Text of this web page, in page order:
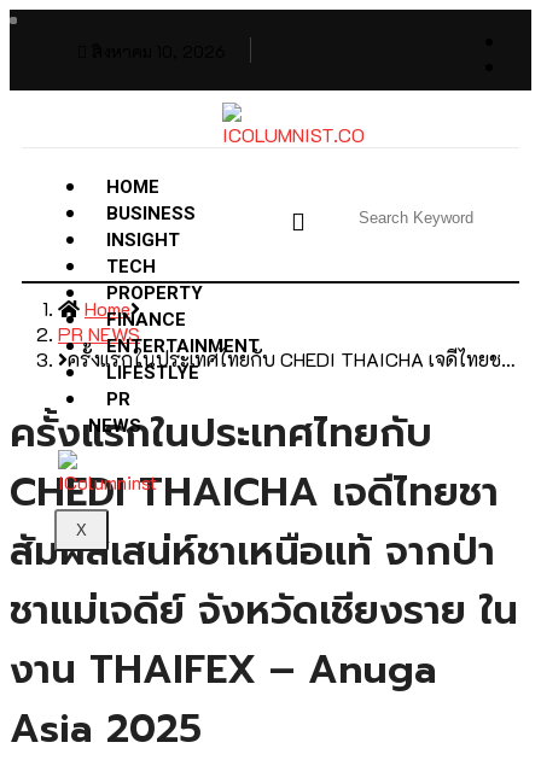
HOME
BUSINESS
INSIGHT
TECH
PROPERTY
FINANCE
ENTERTAINMENT
LIFESTLYE
PR
NEWS
X
Home
PR NEWS
ครั้งแรกในประเทศไทยกับ CHEDI THAICHA เจดีไทยช…
ครั้งแรกในประเทศไทยกับ
CHEDI THAICHA เจดีไทยชา
สัมผัสเสน่ห์ชาเหนือแท้ จากป่า
ชาแม่เจดีย์ จังหวัดเชียงราย ใน
งาน THAIFEX – Anuga
Asia 2025